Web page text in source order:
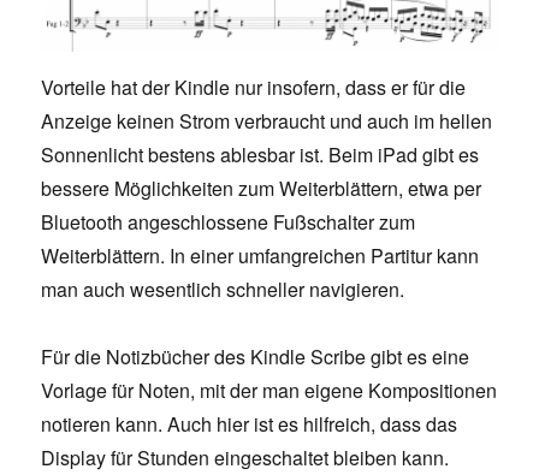
Vorteile hat der Kindle nur insofern, dass er für die
Anzeige keinen Strom verbraucht und auch im hellen
Sonnenlicht bestens ablesbar ist. Beim iPad gibt es
bessere Möglichkeiten zum Weiterblättern, etwa per
Bluetooth angeschlossene Fußschalter zum
Weiterblättern. In einer umfangreichen Partitur kann
man auch wesentlich schneller navigieren.
Für die Notizbücher des Kindle Scribe gibt es eine
Vorlage für Noten, mit der man eigene Kompositionen
notieren kann. Auch hier ist es hilfreich, dass das
Display für Stunden eingeschaltet bleiben kann.